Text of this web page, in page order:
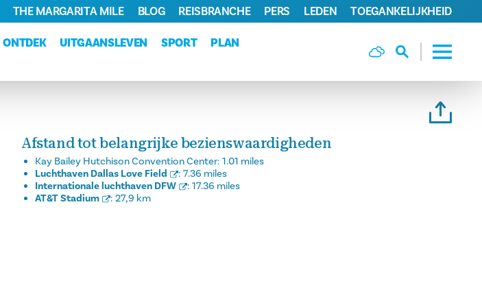
ONTDEK UITGAANSLEVEN SPORT
PLAN
THE MARGARITA MILE BLOG REISBRANCHE PERS LEDEN TOEGANKELIJKHEID
Afstand tot belangrijke bezienswaardigheden
Kay Bailey Hutchison Convention Center: 1.01 miles
Luchthaven Dallas Love Field
: 7.36 miles
Internationale luchthaven DFW
: 17.36 miles
AT&T Stadium
: 27,9 km